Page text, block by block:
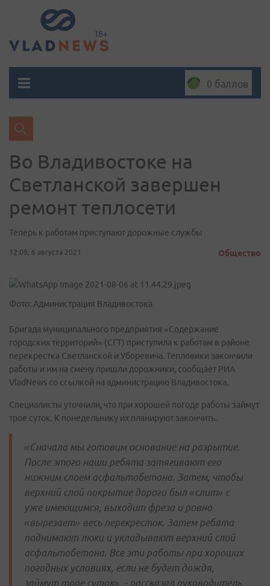
0 баллов
Во Владивостоке на
Светланской завершен
ремонт теплосети
Теперь к работам приступают дорожные службы
12:09, 6 августа 2021 Общество
Фото: Администрация Владивостока
Бригада муниципального предприятия «Содержание
городских территорий» (СГТ) приступила к работам в районе
перекрестка Светланской и Уборевича. Тепловики закончили
работы и им на смену пришли дорожники, сообщает РИА
VladNews со ссылкой на администрацию Владивостока.
Специалисты уточнили, что при хорошей погоде работы займут
трое суток. К понедельнику их планируют закончить.
«Сначала мы готовим основание на разрытие.
После этого наши ребята затягивают его
нижним слоем асфальтобетона. Затем, чтобы
верхний слой покрытие дороги был «слит» с
уже имеющимся, выходит фреза и ровно
«вырезает» весь перекресток. Затем ребята
поднимают люки и укладывают верхний слой
асфальтобетона. Все эти работы при хороших
погодных условиях, если не будет дождя,
займут трое суток», - рассказал руководитель